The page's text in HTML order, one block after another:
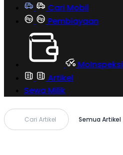
Cari Mobil
Pembiayaan
MoInspeksi
Artikel
Sewa Milik
Cari Artikel Semua Artikel